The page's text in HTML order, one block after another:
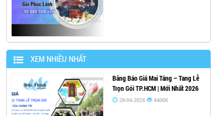
XEM NHIỀU NHẤT
Bảng Báo Giá Mai Táng – Tang Lễ
Trọn Gói TP.HCM | Mới Nhất 2026
28-04-2026 44006